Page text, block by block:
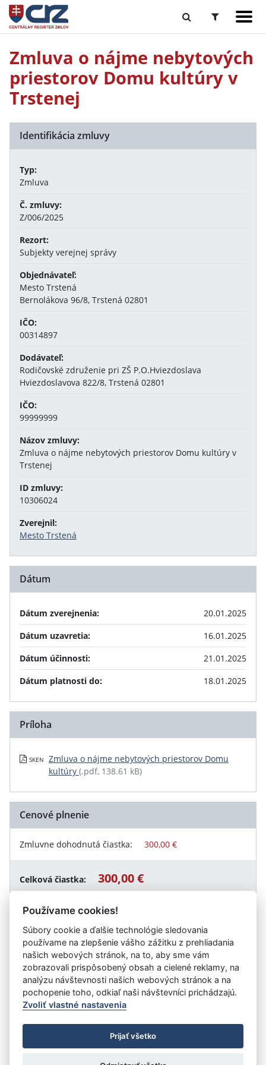
Zmluva o nájme nebytových
priestorov Domu kultúry v
Trstenej
Identifikácia zmluvy
Typ:
Zmluva
Č. zmluvy:
Z/006/2025
Rezort:
Subjekty verejnej správy
Objednávateľ:
Mesto Trstená
Bernolákova 96/8, Trstená 02801
IČO:
00314897
Dodávateľ:
Rodičovské združenie pri ZŠ P.O.Hviezdoslava
Hviezdoslavova 822/8, Trstená 02801
IČO:
99999999
Názov zmluvy:
Zmluva o nájme nebytových priestorov Domu kultúry v
Trstenej
ID zmluvy:
10306024
Zverejnil:
Mesto Trstená
Dátum
Dátum zverejnenia:
20.01.2025
Dátum uzavretia:
16.01.2025
Dátum účinnosti:
21.01.2025
Dátum platnosti do:
18.01.2025
Príloha
SKEN
Zmluva o nájme nebytových priestorov Domu
kultúry (.pdf, 138.61 kB)
Cenové plnenie
Zmluvne dohodnutá čiastka: 300,00 €
Celková čiastka: 300,00 €
Návrat späť
Vystavil:Mesto Trstená
Úrad vlády SR
- Všetky práva vyhradené
Prehlásenie o prístupnosti
Zmluvy do 31.12.2010
Nastavenia cookies
Používame cookies!
Súbory cookie a ďalšie technológie sledovania
používame na zlepšenie vášho zážitku z prehliadania
našich webových stránok, na to, aby sme vám
zobrazovali prispôsobený obsah a cielené reklamy, na
analýzu návštevnosti našich webových stránok a na
pochopenie toho, odkiaľ naši návštevníci prichádzajú.
Zvoliť vlastné nastavenia
Prijať všetko